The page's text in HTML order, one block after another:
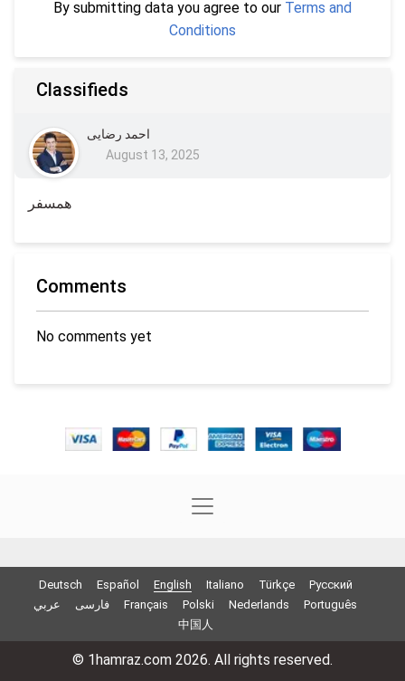
By submitting data you agree to our Terms and
Conditions
Classifieds
احمد رضایی
August 13, 2025
همسفر
Comments
No comments yet
Deutsch Español English Italiano Türkçe
Русский
عربي
فارسی Français Polski Nederlands
Português
中国人
© 1hamraz.com 2026. All rights reserved.